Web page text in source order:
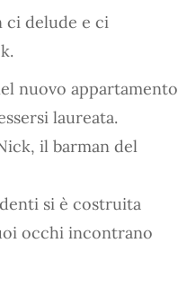
delude e ci
nuovo appartamento
laureata.
il barman del
si è costruita
occhi incontrano